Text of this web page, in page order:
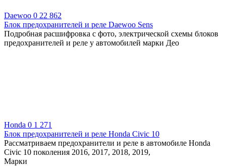
Daewoo 0 22 862
Блок предохранителей и реле Daewoo Sens
Подробная расшифровка с фото, электрической схемы блоков
предохранителей и реле у автомобилей марки Део
Honda 0 1 271
Блок предохранителей и реле Honda Civic 10
Рассматриваем предохранители и реле в автомобиле Honda
Civic 10 поколения 2016, 2017, 2018, 2019,
Марки